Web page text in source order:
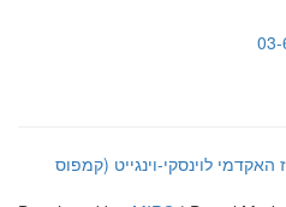
לוינסקי-וינגייט (קמפוס